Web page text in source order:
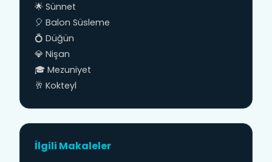
🌟 Sünnet
🎈 Balon Süsleme
💍 Düğün
💎 Nişan
🎓 Mezuniyet
🥂 Kokteyl
İlgili Makaleler